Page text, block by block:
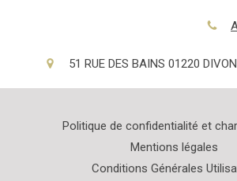
51 RUE DES BAINS 01220
Politique de confidentialité et
Mentions légales
Conditions Générales